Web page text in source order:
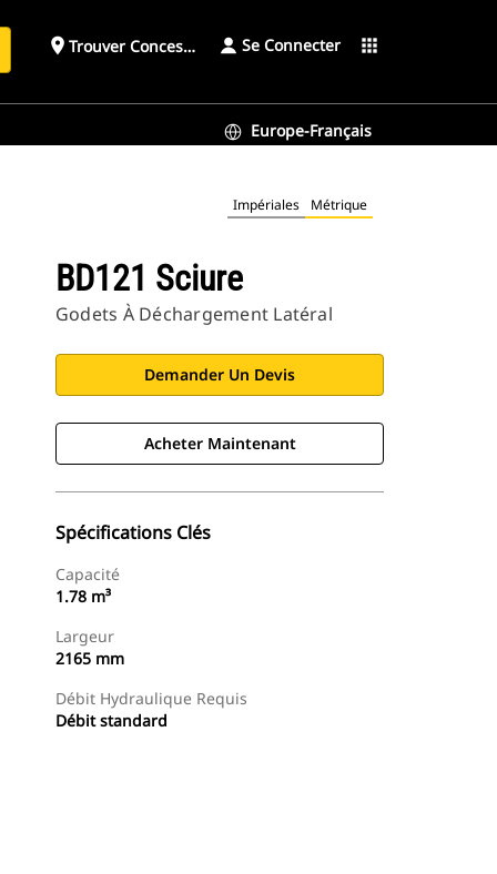
place Trouver ConcessionnaireSe Connecter apps
Europe-Français
Impériales Métrique
BD121 Sciure
Godets À Déchargement Latéral
Demander Un Devis
Acheter Maintenant
Spécifications Clés
Capacité
1.78 m³
Largeur
2165 mm
Débit Hydraulique Requis
Débit standard